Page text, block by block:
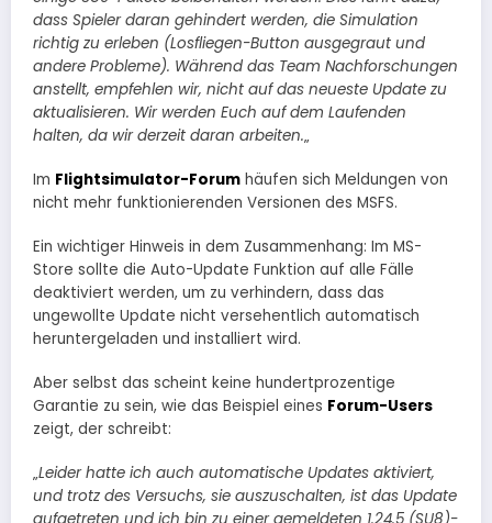
dass Spieler daran gehindert werden, die Simulation
richtig zu erleben (Losfliegen-Button ausgegraut und
andere Probleme). Während das Team Nachforschungen
anstellt, empfehlen wir, nicht auf das neueste Update zu
aktualisieren. Wir werden Euch auf dem Laufenden
halten, da wir derzeit daran arbeiten.„
Im Flightsimulator-Forum häufen sich Meldungen von
nicht mehr funktionierenden Versionen des MSFS.
Ein wichtiger Hinweis in dem Zusammenhang: Im MS-
Store sollte die Auto-Update Funktion auf alle Fälle
deaktiviert werden, um zu verhindern, dass das
ungewollte Update nicht versehentlich automatisch
heruntergeladen und installiert wird.
Aber selbst das scheint keine hundertprozentige
Garantie zu sein, wie das Beispiel eines Forum-Users
zeigt, der schreibt:
„Leider hatte ich auch automatische Updates aktiviert,
und trotz des Versuchs, sie auszuschalten, ist das Update